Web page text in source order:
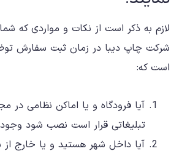
لازم به ذکر است از نکات و مواردی که شما
شرکت چاپ دیبا در زمان ثبت سفارش
است که:
آیا فرودگاه و یا اماکن نظامی در
تبلیغاتی قرار است نصب شود وجود
آیا داخل شهر هستید و یا خارج از